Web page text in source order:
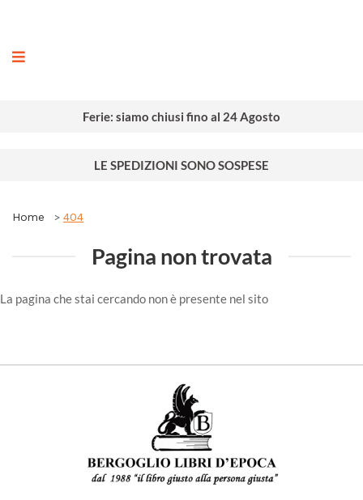
Ferie: siamo chiusi fino al 24 Agosto
LE SPEDIZIONI SONO SOSPESE
Home 404
Pagina non trovata
La pagina che stai cercando non è presente nel sito